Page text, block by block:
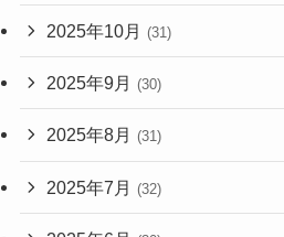
2025年10月 (31)
2025年9月 (30)
2025年8月 (31)
2025年7月 (32)